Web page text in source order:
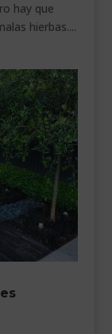
hay que
hierbas....